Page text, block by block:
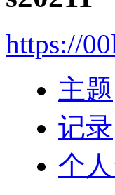
https://
主题
记录
个